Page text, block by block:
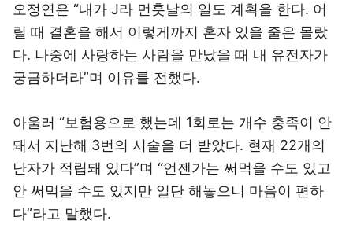
오정연은 “내가 J라 먼훗날의 일도 계획을 한다. 어
릴 때 결혼을 해서 이렇게까지 혼자 있을 줄은 몰랐
다. 나중에 사랑하는 사람을 만났을 때 내 유전자가
궁금하더라”며 이유를 전했다.
아울러 “보험용으로 했는데 1회로는 개수 충족이 안
돼서 지난해 3번의 시술을 더 받았다. 현재 22개의
난자가 적립돼 있다”며 “언젠가는 써먹을 수도 있고
안 써먹을 수도 있지만 일단 해놓으니 마음이 편하
다”라고 말했다.